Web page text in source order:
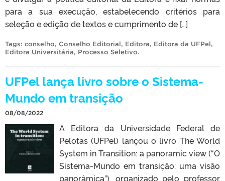
para a sua execução, estabelecendo critérios para
seleção e edição de textos e cumprimento de […]
Tags: conselho, Conselho Editorial, Editora, Editora da UFPel,
Editora Universitária, Processo Seletivo.
UFPel lança livro sobre o Sistema-
Mundo em transição
08/08/2022
A Editora da Universidade Federal de
Pelotas (UFPel) lançou o livro The World
System in Transition: a panoramic view (“O
Sistema-Mundo em transição: uma visão
panorâmica”), organizado pelo professor